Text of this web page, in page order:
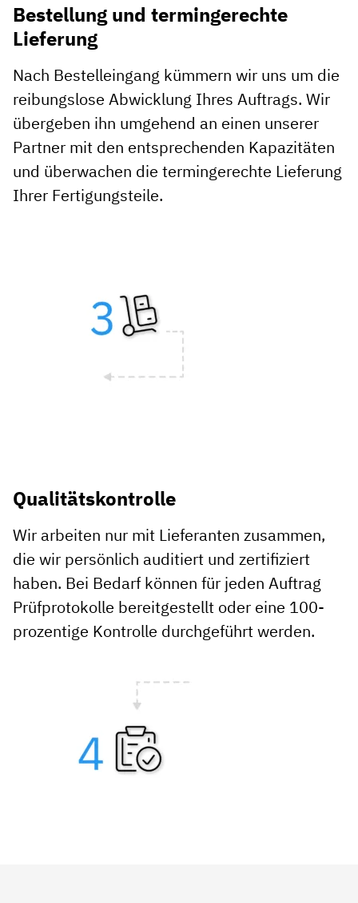
Bestellung und termingerechte
Lieferung
Nach Bestelleingang kümmern wir uns um die
reibungslose Abwicklung Ihres Auftrags. Wir
übergeben ihn umgehend an einen unserer
Partner mit den entsprechenden Kapazitäten
und überwachen die termingerechte Lieferung
Ihrer Fertigungsteile.
Qualitätskontrolle
Wir arbeiten nur mit Lieferanten zusammen,
die wir persönlich auditiert und zertifiziert
haben. Bei Bedarf können für jeden Auftrag
Prüfprotokolle bereitgestellt oder eine 100-
prozentige Kontrolle durchgeführt werden.